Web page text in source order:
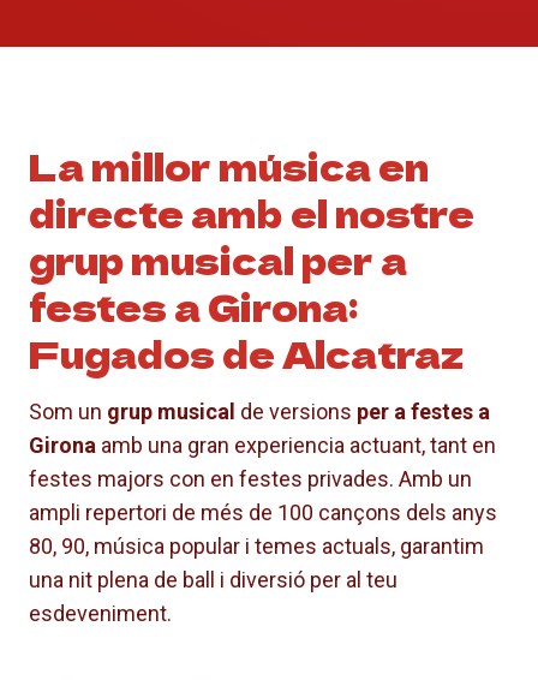
La millor música en
directe amb el nostre
grup musical per a
festes a Girona:
Fugados de Alcatraz
Som un grup musical de versions per a festes a
Girona amb una gran experiencia actuant, tant en
festes majors con en festes privades. Amb un
ampli repertori de més de 100 cançons dels anys
80, 90, música popular i temes actuals, garantim
una nit plena de ball i diversió per al teu
esdeveniment.